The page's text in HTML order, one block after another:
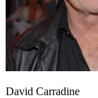
David Carradine